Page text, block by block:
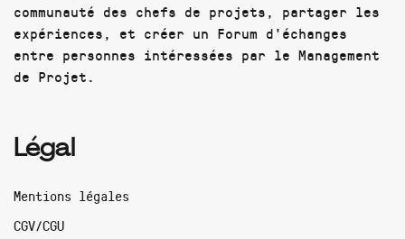
communauté des chefs de projets, partager les
expériences, et créer un Forum d'échanges
entre personnes intéressées par le Management
de Projet.
Légal
Mentions légales
CGV/CGU